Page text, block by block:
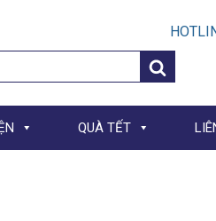
QUÀ TẾT